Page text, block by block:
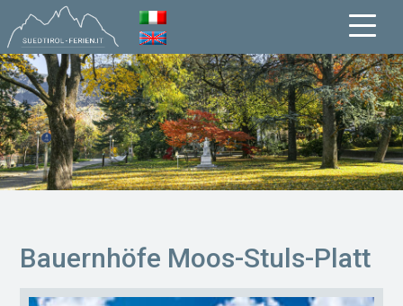
Bauernhöfe Moos-Stuls-Platt